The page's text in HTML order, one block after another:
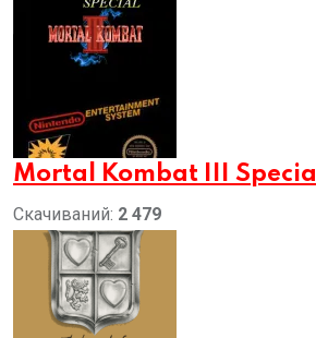
Mortal Kombat III Special
Скачиваний: 2 479